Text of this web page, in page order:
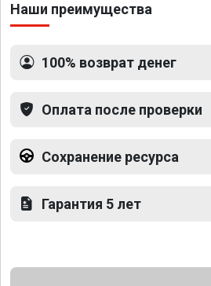
Наши преимущества
100% возврат денег
Оплата после проверки
Сохранение ресурса
Гарантия 5 лет